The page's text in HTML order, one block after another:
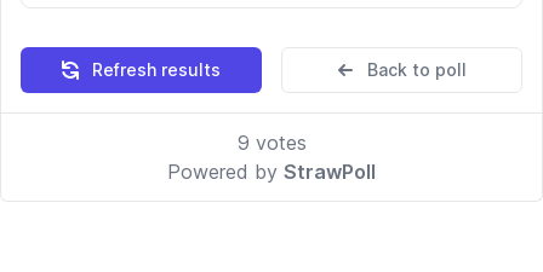
Refresh results Back to poll
9 votes
Powered by StrawPoll